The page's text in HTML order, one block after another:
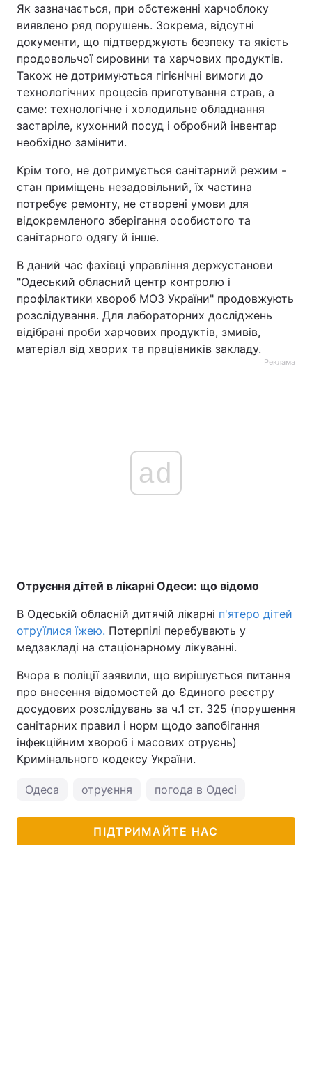
Як зазначається, при обстеженні харчоблоку
виявлено ряд порушень. Зокрема, відсутні
документи, що підтверджують безпеку та якість
продовольчої сировини та харчових продуктів.
Також не дотримуються гігієнічні вимоги до
технологічних процесів приготування страв, а
саме: технологічне і холодильне обладнання
застаріле, кухонний посуд і обробний інвентар
необхідно замінити.
Крім того, не дотримується санітарний режим -
стан приміщень незадовільний, їх частина
потребує ремонту, не створені умови для
відокремленого зберігання особистого та
санітарного одягу й інше.
В даний час фахівці управління держустанови
"Одеський обласний центр контролю і
профілактики хвороб МОЗ України" продовжують
розслідування. Для лабораторних досліджень
відібрані проби харчових продуктів, змивів,
матеріал від хворих та працівників закладу.
Реклама
ad
Отруєння дітей в лікарні Одеси: що відомо
В Одеській обласній дитячій лікарні п'ятеро дітей
отруїлися їжею. Потерпілі перебувають у
медзакладі на стаціонарному лікуванні.
Вчора в поліції заявили, що вирішується питання
про внесення відомостей до Єдиного реєстру
досудових розслідувань за ч.1 ст. 325 (порушення
санітарних правил і норм щодо запобігання
інфекційним хвороб і масових отруєнь)
Кримінального кодексу України.
Одеса отруєння погода в Одесі
ПІДТРИМАЙТЕ НАС